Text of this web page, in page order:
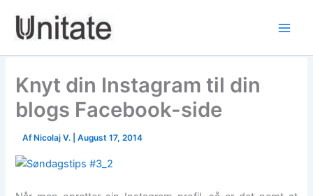
content
Knyt din Instagram til din
blogs Facebook-side
Af Nicolaj V. |August 17, 2014